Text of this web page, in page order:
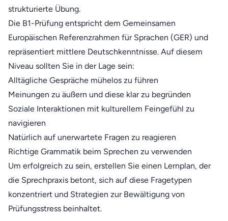
strukturierte Übung.
Die B1-Prüfung entspricht dem Gemeinsamen
Europäischen Referenzrahmen für Sprachen (GER) und
repräsentiert mittlere Deutschkenntnisse. Auf diesem
Niveau sollten Sie in der Lage sein:
Alltägliche Gespräche mühelos zu führen
Meinungen zu äußern und diese klar zu begründen
Soziale Interaktionen mit kulturellem Feingefühl zu
navigieren
Natürlich auf unerwartete Fragen zu reagieren
Richtige Grammatik beim Sprechen zu verwenden
Um erfolgreich zu sein, erstellen Sie einen Lernplan, der
die Sprechpraxis betont, sich auf diese Fragetypen
konzentriert und Strategien zur Bewältigung von
Prüfungsstress beinhaltet.